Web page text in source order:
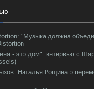
"Музыка должна
- это дом": интервью с
Наталья Рощина о